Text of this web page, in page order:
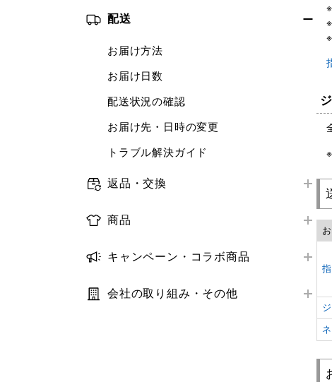
クーポン
ORDER & PICK
予約販売
補正サービス
梱包・ギフトサービス
商品レビュー
補正サービス
クーポン
店舗で受けられるサービス
店舗サービスアンケート
トラブル解決ガイド
アプリ・LINE
メールマガジン
ログイン・会員情報
購入履歴
クーポン
StyleHint・LIVE STATION
推奨環境・設定
配送
お届け方法
お届け日数
配送状況の確認
お届け先・日時の変更
トラブル解決ガイド
返品・交換
返金の方法・時期
商品
在庫
キャンペーン・コラボ商品
コラボ商品
会社の取り組み・その他